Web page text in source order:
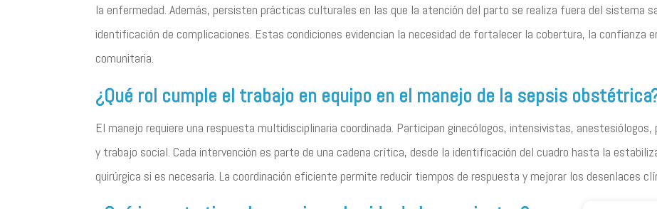
la enfermedad. Además, persisten prácticas culturales en las que la atención del parto se realiza fuera del sistema
identificación de complicaciones. Estas condiciones evidencian la necesidad de fortalecer la cobertura, la confianza
comunitaria.
¿Qué rol cumple el trabajo en equipo en el manejo de la sepsis
El manejo requiere una respuesta multidisciplinaria coordinada. Participan ginecólogos, intensivistas,
y trabajo social. Cada intervención es parte de una cadena crítica, desde la identificación del cuadro hasta la
quirúrgica si es necesaria. La coordinación eficiente permite reducir tiempos de respuesta y mejorar los desenlaces